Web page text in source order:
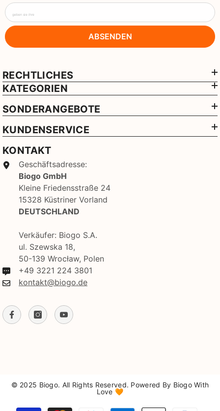
geben sie ihre
ABSENDEN
RECHTLICHES
KATEGORIEN
SONDERANGEBOTE
KUNDENSERVICE
KONTAKT
Geschäftsadresse:
Biogo GmbH
Kleine Friedensstraße 24
15328 Küstriner Vorland
DEUTSCHLAND
Verkäufer: Biogo S.A.
ul. Szewska 18,
50-139 Wrocław, Polen
+49 3221 224 3801
kontakt@biogo.de
© 2025 Biogo. All Rights Reserved. Powered By Biogo With
Love 🧡
Zahlungsmethoden